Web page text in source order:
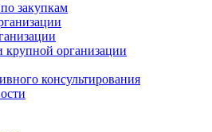
закупкам
крупной организации
консультирования